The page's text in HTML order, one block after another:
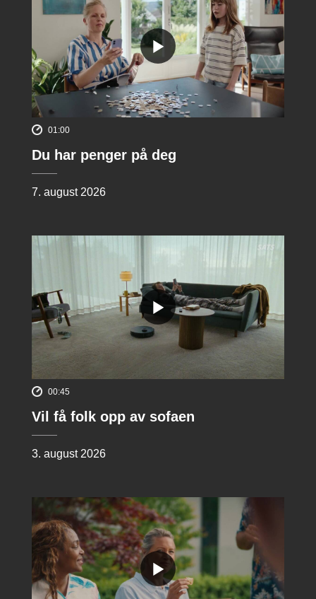
01:00
Du har penger på deg
7. august 2026
00:45
Vil få folk opp av sofaen
3. august 2026